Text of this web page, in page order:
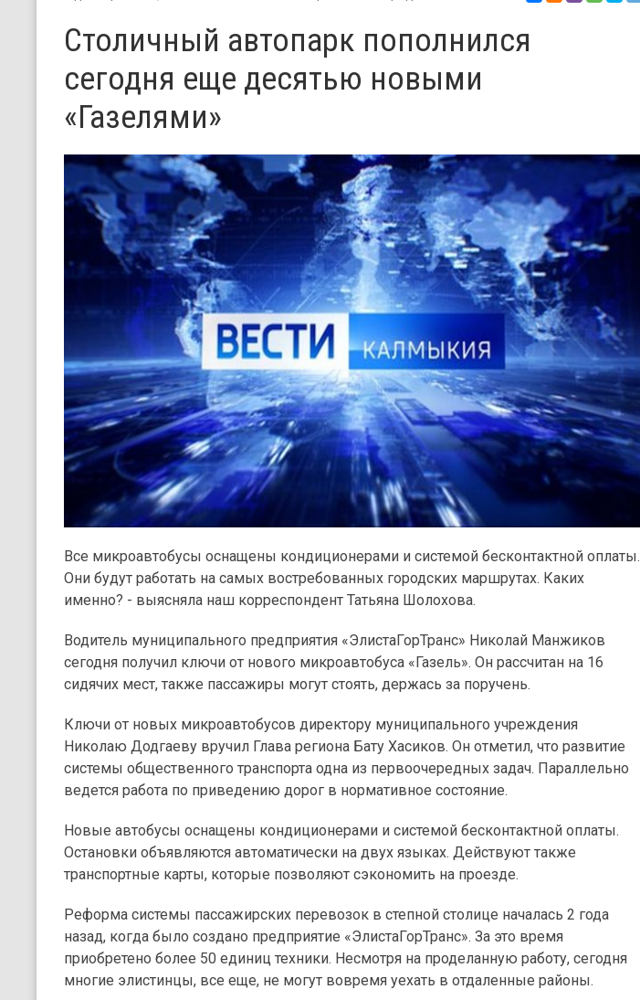
Столичный автопарк пополнился
сегодня еще десятью новыми
«Газелями»
Все микроавтобусы оснащены кондиционерами и системой бесконтактной оплаты.
Они будут работать на самых востребованных городских маршрутах. Каких
именно? - выясняла наш корреспондент Татьяна Шолохова.
Водитель муниципального предприятия «ЭлистаГорТранс» Николай Манжиков
сегодня получил ключи от нового микроавтобуса «Газель». Он рассчитан на 16
сидячих мест, также пассажиры могут стоять, держась за поручень.
Ключи от новых микроавтобусов директору муниципального учреждения
Николаю Додгаеву вручил Глава региона Бату Хасиков. Он отметил, что развитие
системы общественного транспорта одна из первоочередных задач. Параллельно
ведется работа по приведению дорог в нормативное состояние.
Новые автобусы оснащены кондиционерами и системой бесконтактной оплаты.
Остановки объявляются автоматически на двух языках. Действуют также
транспортные карты, которые позволяют сэкономить на проезде.
Реформа системы пассажирских перевозок в степной столице началась 2 года
назад, когда было создано предприятие «ЭлистаГорТранс». За это время
приобретено более 50 единиц техники. Несмотря на проделанную работу, сегодня
многие элистинцы, все еще, не могут вовремя уехать в отдаленные районы.